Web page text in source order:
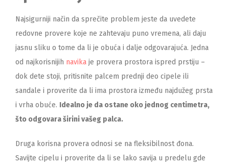
Najsigurniji način da sprečite problem jeste da uvedete
redovne provere koje ne zahtevaju puno vremena, ali daju
jasnu sliku o tome da li je obuća i dalje odgovarajuća. Jedna
od najkorisnijih navika je provera prostora ispred prstiju –
dok dete stoji, pritisnite palcem prednji deo cipele ili
sandale i proverite da li ima prostora između najdužeg prsta
i vrha obuće. Idealno je da ostane oko jednog centimetra,
što odgovara širini vašeg palca.
Druga korisna provera odnosi se na fleksibilnost đona.
Savijte cipelu i proverite da li se lako savija u predelu gde